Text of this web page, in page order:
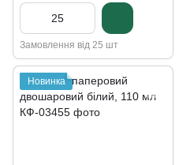
Замовлення від 25 шт
Новинка